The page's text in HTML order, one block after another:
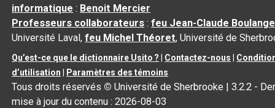
informatique : Benoit Mercier
Professeurs collaborateurs :feu Jean-Claude
Université Laval,feu Michel Théoret, Université de
Qu’est-ce que le dictionnaire Usito ? | Contactez-nous |
d’utilisation | Paramètres des témoins
Tous droits réservés © Université de Sherbrooke |3.2.2 -
mise à jour du contenu :2026-08-03